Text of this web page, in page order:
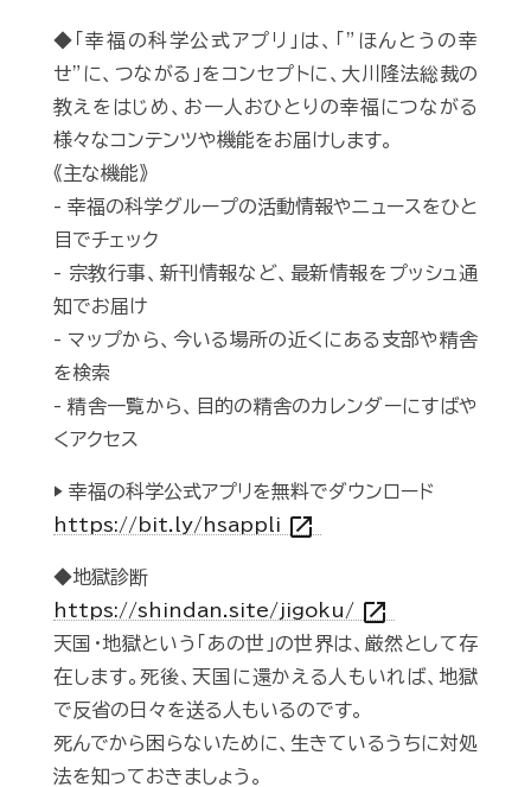
◆「幸福の科学公式アプリ」は、「”ほんとうの幸
せ”に、つながる」をコンセプトに、大川隆法総裁の
教えをはじめ、お一人おひとりの幸福につながる
様々なコンテンツや機能をお届けします。
《主な機能》
- 幸福の科学グループの活動情報やニュースをひと
目でチェック
- 宗教行事、新刊情報など、最新情報をプッシュ通
知でお届け
- マップから、今いる場所の近くにある支部や精舎
を検索
- 精舎一覧から、目的の精舎のカレンダーにすばや
くアクセス
▶ 幸福の科学公式アプリを無料でダウンロード
https://bit.ly/hsappli open_in_new
◆地獄診断
https://shindan.site/jigoku/ open_in_new
天国・地獄という「あの世」の世界は、厳然として存
在します。死後、天国に還かえる人もいれば、地獄
で反省の日々を送る人もいるのです。
死んでから困らないために、生きているうちに対処
法を知っておきましょう。